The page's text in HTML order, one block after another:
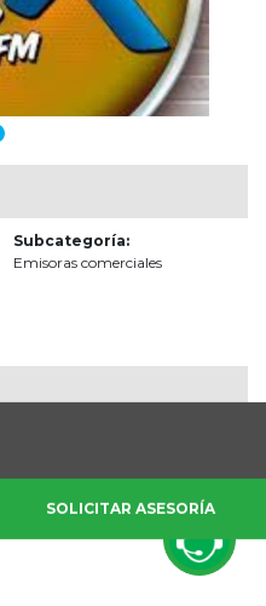
Subcategoría:
Emisoras comerciales
SOLICITAR ASESORÍA